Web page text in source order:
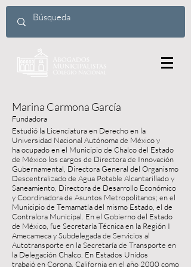
Marina Carmona García
Fundadora
Estudió la Licenciatura en Derecho en la
Universidad Nacional Autónoma de México y
ha ocupado en el Municipio de Chalco del Estado
de México los cargos de Directora de Innovación
Gubernamental, Directora General del Organismo
Descentralizado de Agua Potable Alcantarillado y
Saneamiento, Directora de Desarrollo Económico
y Coordinadora de Asuntos Metropolitanos; en el
Municipio de Temamatla del mismo Estado, el de
Contralora Municipal. En el Gobierno del Estado
de México, fue Secretaría Técnica en la Región I
Amecameca y Subdelegada de Servicios al
Autotransporte en la Secretaría de Transporte en
la Delegación Chalco. En Estados Unidos
trabajó en Corona, California en el año 2000 como